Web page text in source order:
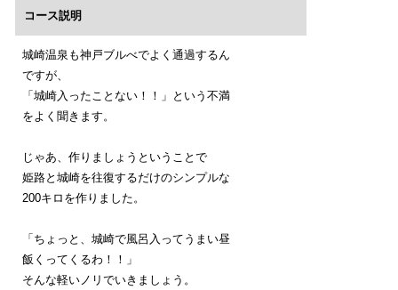
コース説明
城崎温泉も神戸ブルべでよく通過するん
ですが、
「城崎入ったことない！！」という不満
をよく聞きます。
じゃあ、作りましょうということで
姫路と城崎を往復するだけのシンプルな
200キロを作りました。
「ちょっと、城崎で風呂入ってうまい昼
飯くってくるわ！！」
そんな軽いノリでいきましょう。